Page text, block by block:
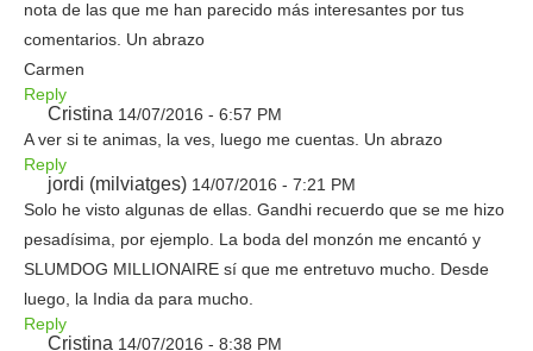
nota de las que me han parecido más interesantes por tus
comentarios. Un abrazo
Carmen
Reply
Cristina 14/07/2016 - 6:57 PM
A ver si te animas, la ves, luego me cuentas. Un abrazo
Reply
jordi (milviatges) 14/07/2016 - 7:21 PM
Solo he visto algunas de ellas. Gandhi recuerdo que se me hizo
pesadísima, por ejemplo. La boda del monzón me encantó y
SLUMDOG MILLIONAIRE sí que me entretuvo mucho. Desde
luego, la India da para mucho.
Reply
Cristina 14/07/2016 - 8:38 PM